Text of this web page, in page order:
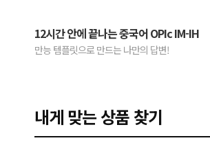
12시간 안에 끝나는 중국어 OPIc IM-IH
만능 템플릿으로 만드는 나만의 답변!
내게 맞는 상품 찾기